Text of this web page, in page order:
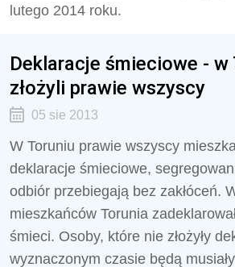
lutego 2014 roku.
Deklaracje śmieciowe - w
złożyli prawie wszyscy
05 sie 2013
W Toruniu prawie wszyscy
deklaracje śmieciowe,
odbiór przebiegają bez zakłóceń.
mieszkańców Torunia
śmieci. Osoby, które nie złożyły
wyznaczonym czasie będą